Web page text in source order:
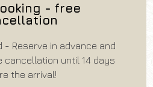
- free
- Reserve in advance and
cancellation until 14 days
the arrival!